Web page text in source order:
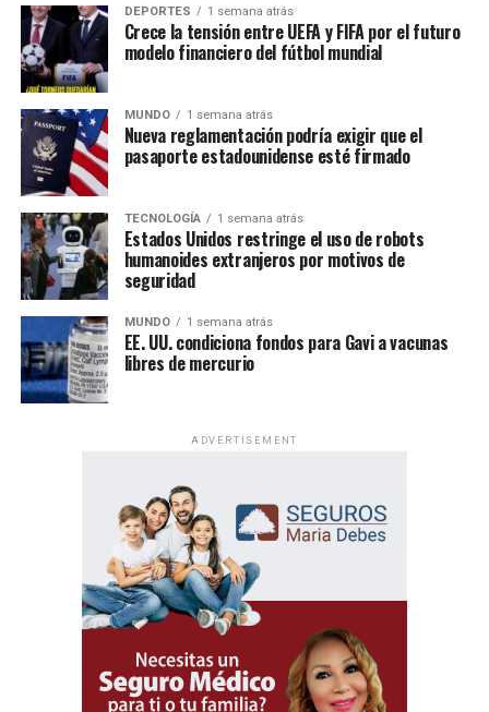
DEPORTES 1 semana atrás
Crece la tensión entre UEFA y FIFA por el futuro
modelo financiero del fútbol mundial
MUNDO 1 semana atrás
Nueva reglamentación podría exigir que el
pasaporte estadounidense esté firmado
TECNOLOGÍA 1 semana atrás
Estados Unidos restringe el uso de robots
humanoides extranjeros por motivos de
seguridad
MUNDO 1 semana atrás
EE. UU. condiciona fondos para Gavi a vacunas
libres de mercurio
ADVERTISEMENT